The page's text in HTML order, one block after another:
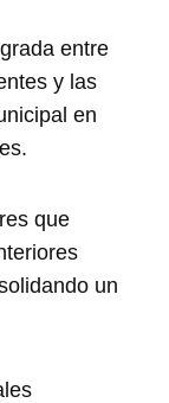
entre
y las
en
que
un